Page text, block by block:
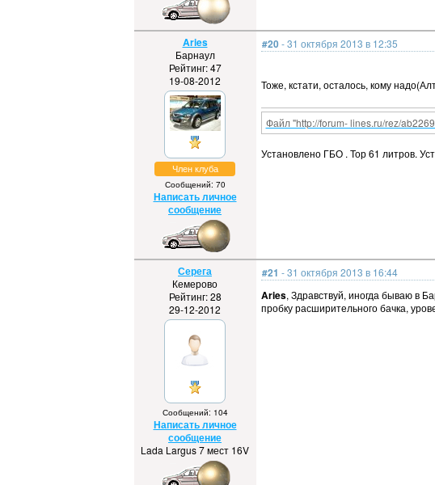
Aries
Барнаул
Рейтинг: 47
19-08-2012
Член клуба
Сообщений: 70
Написать личное
сообщение
#20- 31 октября 2013 в 12:35
Тоже, кстати, осталось, кому
Файл "http://forum- lines.ru/rez/
Установлено ГБО . Тор 61 литров.
Серега
Кемерово
Рейтинг: 28
29-12-2012
Сообщений: 104
Написать личное
сообщение
Lada Largus 7 мест 16V
#21 - 31 октября 2013 в 16:44
Aries, Здравствуй, иногда бываю в
пробку расширительного бачка,